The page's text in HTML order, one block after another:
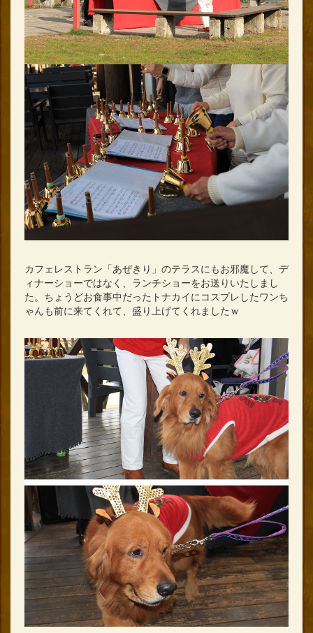
カフェレストラン「あぜきり」のテラスにもお邪魔して、デ
ィナーショーではなく、ランチショーをお送りいたしまし
た。ちょうどお食事中だったトナカイにコスプレしたワンち
ゃんも前に来てくれて、盛り上げてくれましたｗ